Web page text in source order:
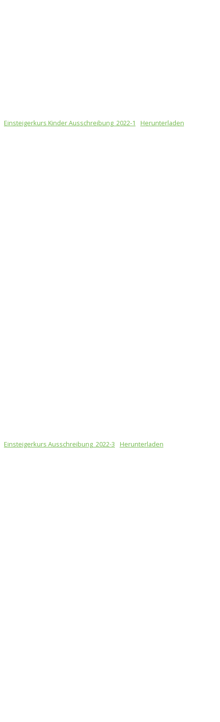
Einsteigerkurs Kinder Ausschreibung_2022-1 Herunterladen
Einsteigerkurs Ausschreibung_2022-3 Herunterladen